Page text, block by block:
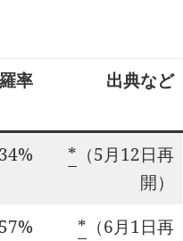
率 出典など
34% * （5月12日再
開）
57% * （6月1日再